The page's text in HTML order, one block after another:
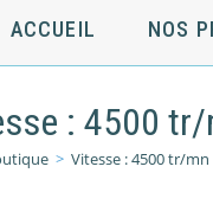
ACCUEIL NOS
: 4500 tr/
> Vitesse : 4500 tr/mn